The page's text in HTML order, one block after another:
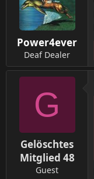
Power4ever
Deaf Dealer
G
Gelöschtes
Mitglied 48
Guest